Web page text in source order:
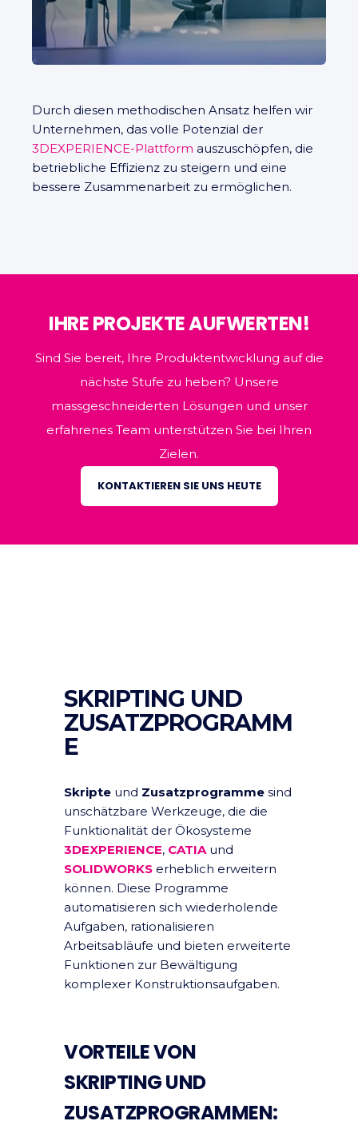
Durch diesen methodischen Ansatz helfen wir
Unternehmen, das volle Potenzial der
3DEXPERIENCE-Plattform auszuschöpfen, die
betriebliche Effizienz zu steigern und eine
bessere Zusammenarbeit zu ermöglichen.
IHRE PROJEKTE AUFWERTEN!
Sind Sie bereit, Ihre Produktentwicklung auf die
nächste Stufe zu heben? Unsere
massgeschneiderten Lösungen und unser
erfahrenes Team unterstützen Sie bei Ihren
Zielen.
KONTAKTIEREN SIE UNS HEUTE
SKRIPTING UND
ZUSATZPROGRAMM
E
Skripte und Zusatzprogramme sind
unschätzbare Werkzeuge, die die
Funktionalität der Ökosysteme
3DEXPERIENCE, CATIA und
SOLIDWORKS erheblich erweitern
können. Diese Programme
automatisieren sich wiederholende
Aufgaben, rationalisieren
Arbeitsabläufe und bieten erweiterte
Funktionen zur Bewältigung
komplexer Konstruktionsaufgaben.
VORTEILE VON
SKRIPTING UND
ZUSATZPROGRAMMEN: